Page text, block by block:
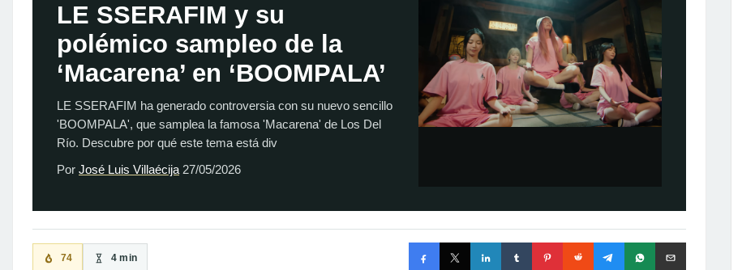
LE SSERAFIM y su
polémico sampleo de la
‘Macarena’ en ‘BOOMPALA’
LE SSERAFIM ha generado controversia con su nuevo sencillo
'BOOMPALA', que samplea la famosa 'Macarena' de Los Del
Río. Descubre por qué este tema está div
Por José Luis Villaécija 27/05/2026
74 4 min